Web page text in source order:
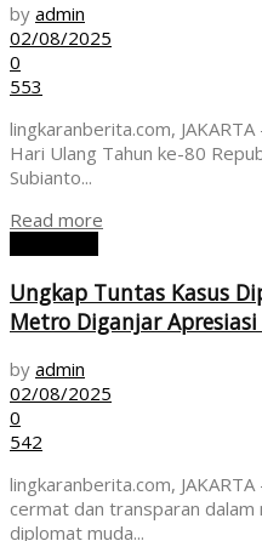
by admin
02/08/2025
0
553
lingkaranberita.com,
Hari Ulang Tahun ke-80
Subianto...
Read more
Ungkap Tuntas Kasus
Metro Diganjar Apresiasi
by admin
02/08/2025
0
542
lingkaranberita.com,
cermat dan transparan
diplomat muda...